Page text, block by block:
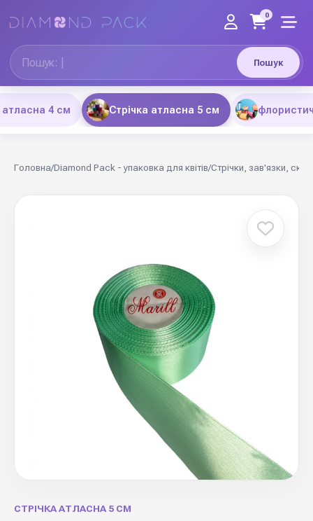
Пошук
0
атласна 4 см Стрічка атласна 5 см
Головна/Diamond Pack - упаковка для квітів/Стрічки, зав'язки,
СТРІЧКА АТЛАСНА 5 СМ